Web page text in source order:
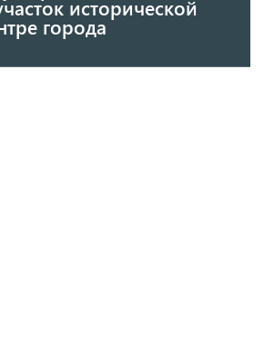
исторической
города